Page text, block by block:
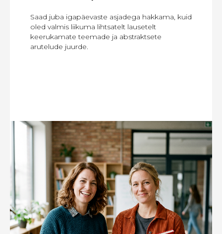
Saad juba igapäevaste asjadega hakkama, kuid
oled valmis liikuma lihtsatelt lausetelt
keerukamate teemade ja abstraktsete
arutelude juurde.